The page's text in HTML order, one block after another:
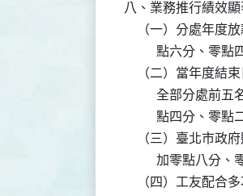
八、業務推行績效顯
（一）分處年度
點六分、零
（二）當年度結
全部分處
點四分、零點
（三）臺北市政
加零點八分
（四）工友配合